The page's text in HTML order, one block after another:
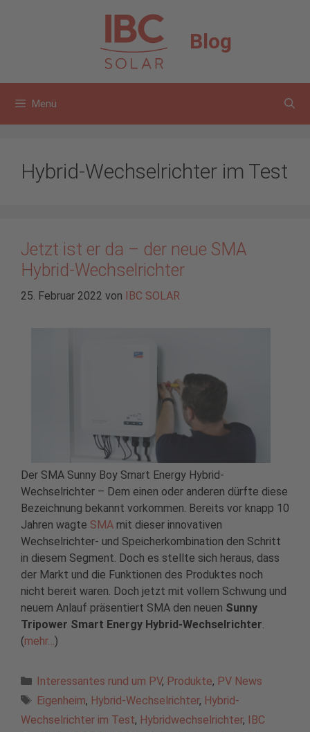
Blog
Menü
Hybrid-Wechselrichter im Test
Jetzt ist er da – der neue SMA
Hybrid-Wechselrichter
25. Februar 2022 von IBC SOLAR
Der SMA Sunny Boy Smart Energy Hybrid-
Wechselrichter – Dem einen oder anderen dürfte diese
Bezeichnung bekannt vorkommen. Bereits vor knapp 10
Jahren wagte SMA mit dieser innovativen
Wechselrichter- und Speicherkombination den Schritt
in diesem Segment. Doch es stellte sich heraus, dass
der Markt und die Funktionen des Produktes noch
nicht bereit waren. Doch jetzt mit vollem Schwung und
neuem Anlauf präsentiert SMA den neuen Sunny
Tripower Smart Energy Hybrid-Wechselrichter.
(mehr…)
Kategorien
Interessantes rund um PV, Produkte, PV News
Schlagwörter
Eigenheim, Hybrid-Wechselrichter, Hybrid-
Wechselrichter im Test, Hybridwechselrichter, IBC